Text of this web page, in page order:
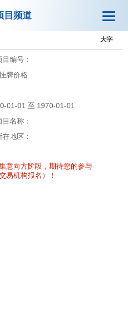
目频道
大字
目编号：
牌价格
01-01 至 1970-01-01
目名称：
在地区：
意向方阶段，期待您的参与
易机构报名）！